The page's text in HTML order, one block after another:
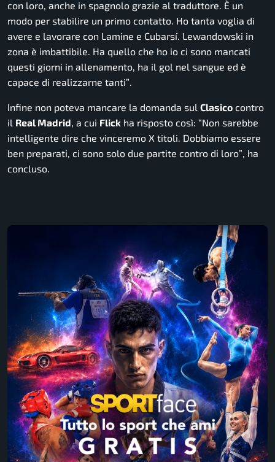
con loro, anche in spagnolo grazie al traduttore. È un
modo per stabilire un primo contatto. Ho tanta voglia di
avere e lavorare con Lamine e Cubarsí. Lewandowski in
zona è imbattibile. Ha quello che ho io ci sono mancati
questi giorni in allenamento, ha il gol nel sangue ed è
capace di realizzarne tanti”.
Infine non poteva mancare la domanda sul Clasico contro
il Real Madrid, a cui Flick ha risposto così: “Non sarebbe
intelligente dire che vinceremo X titoli. Dobbiamo essere
ben preparati, ci sono solo due partite contro di loro”, ha
concluso.